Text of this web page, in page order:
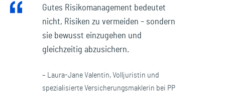
Gutes Risikomanagement bedeutet
nicht, Risiken zu vermeiden – sondern
sie bewusst einzugehen und
gleichzeitig abzusichern.
– Laura-Jane Valentin, Volljuristin und
spezialisierte Versicherungsmaklerin bei PP